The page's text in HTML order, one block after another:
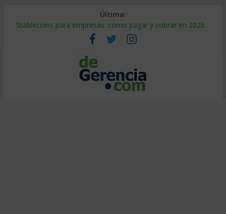
Última:
Stablecoins para empresas: cómo pagar y cobrar en 2026
Despido silencioso: qué es y por qué sale tan caro
IA en selección de personal: cómo auditarla a tiempo
Trabajo forzoso en la cadena de suministro: qué hacer
Mercado hispano de EE. UU.: cómo segmentarlo y venderle